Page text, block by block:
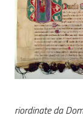
Casa
Piani
storico
riordinate da